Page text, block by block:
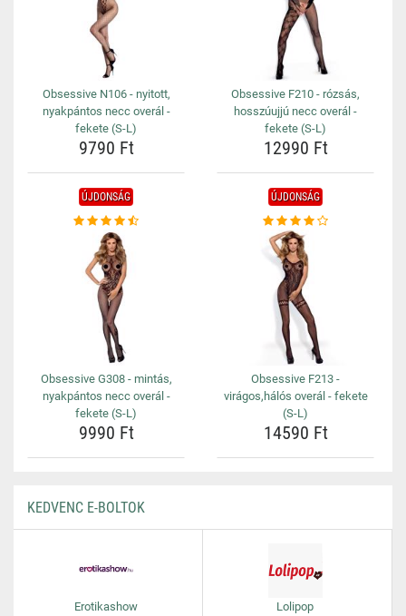
Obsessive N106 - nyitott,
nyakpántos necc overál -
fekete (S-L)
9790 Ft
Obsessive F210 - rózsás,
hosszúujjú necc overál -
fekete (S-L)
12990 Ft
ÚJDONSÁG
Obsessive G308 - mintás,
nyakpántos necc overál -
fekete (S-L)
9990 Ft
ÚJDONSÁG
Obsessive F213 -
virágos,hálós overál - fekete
(S-L)
14590 Ft
KEDVENC E-BOLTOK
Erotikashow Lolipop